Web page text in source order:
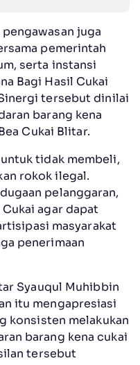
juga
pemerintah
serta instansi
Bagi Hasil Cukai
tersebut dinilai
barang kena
Cukai Blitar.
tidak membeli,
rokok ilegal.
pelanggaran,
agar dapat
masyarakat
penerimaan
Syauqul Muhibbin
itu mengapresiasi
konsisten melakukan
barang kena cukai
tersebut